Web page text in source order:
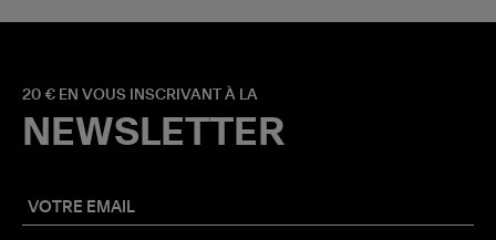
20 € EN VOUS INSCRIVANT À LA
NEWSLETTER